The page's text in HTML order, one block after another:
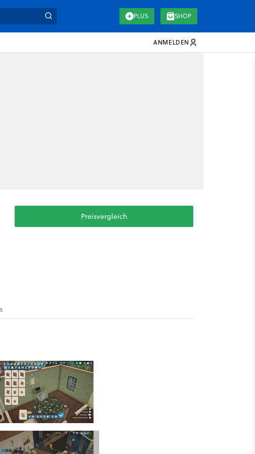
PLUS SHOP
ANMELDEN
Preisvergleich